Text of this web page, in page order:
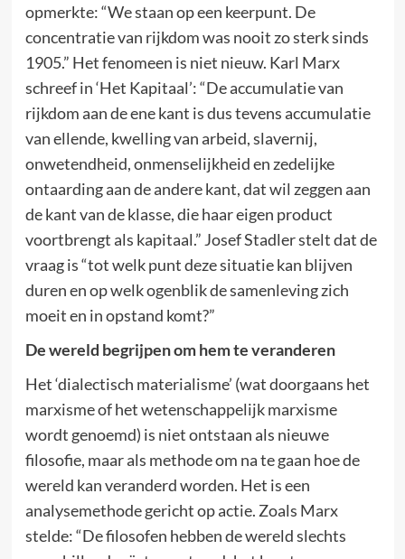
opmerkte: “We staan op een keerpunt. De
concentratie van rijkdom was nooit zo sterk sinds
1905.” Het fenomeen is niet nieuw. Karl Marx
schreef in ‘Het Kapitaal’: “De accumulatie van
rijkdom aan de ene kant is dus tevens accumulatie
van ellende, kwelling van arbeid, slavernij,
onwetendheid, onmenselijkheid en zedelijke
ontaarding aan de andere kant, dat wil zeggen aan
de kant van de klasse, die haar eigen product
voortbrengt als kapitaal.” Josef Stadler stelt dat de
vraag is “tot welk punt deze situatie kan blijven
duren en op welk ogenblik de samenleving zich
moeit en in opstand komt?”
De wereld begrijpen om hem te veranderen
Het ‘dialectisch materialisme’ (wat doorgaans het
marxisme of het wetenschappelijk marxisme
wordt genoemd) is niet ontstaan als nieuwe
filosofie, maar als methode om na te gaan hoe de
wereld kan veranderd worden. Het is een
analysemethode gericht op actie. Zoals Marx
stelde: “De filosofen hebben de wereld slechts